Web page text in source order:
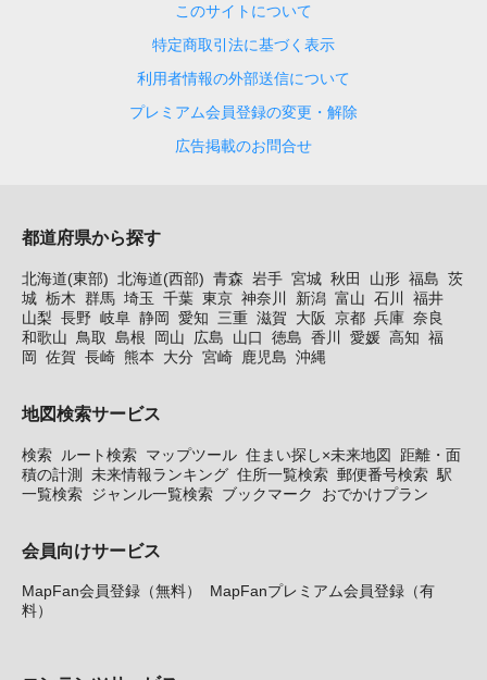
このサイトについて
特定商取引法に基づく表示
利用者情報の外部送信について
プレミアム会員登録の変更・解除
広告掲載のお問合せ
都道府県から探す
北海道(東部) 北海道(西部) 青森 岩手 宮城 秋田 山形 福島 茨
城 栃木 群馬 埼玉 千葉 東京 神奈川 新潟 富山 石川
福井
山梨 長野 岐阜 静岡 愛知 三重 滋賀 大阪 京都 兵庫 奈良
和歌山
鳥取 島根 岡山 広島 山口 徳島 香川 愛媛 高知 福
岡
佐賀 長崎 熊本 大分 宮崎 鹿児島 沖縄
地図検索サービス
検索 ルート検索 マップツール 住まい探し×未来地図
距離・面
積の計測
未来情報ランキング 住所一覧検索 郵便番号検索 駅
一覧検索 ジャンル一覧検索 ブックマーク おでかけプラン
会員向けサービス
MapFan会員登録（無料）
MapFanプレミアム会員登録（有
料）